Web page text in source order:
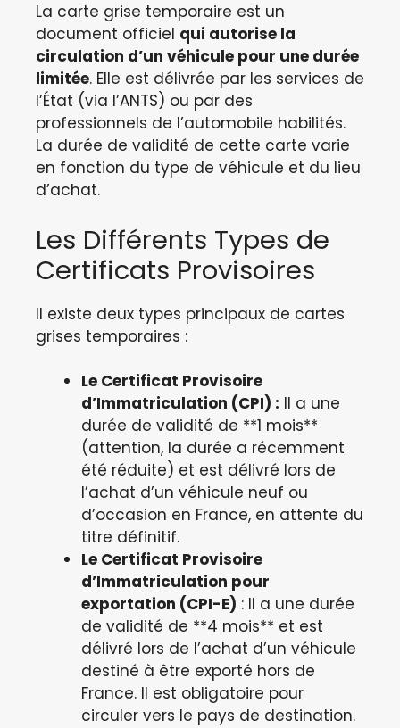
La carte grise temporaire est un
document officiel qui autorise la
circulation d’un véhicule pour une durée
limitée. Elle est délivrée par les services de
l’État (via l’ANTS) ou par des
professionnels de l’automobile habilités.
La durée de validité de cette carte varie
en fonction du type de véhicule et du lieu
d’achat.
Les Différents Types de
Certificats Provisoires
Il existe deux types principaux de cartes
grises temporaires :
Le Certificat Provisoire
d’Immatriculation (CPI) : Il a une
durée de validité de **1 mois**
(attention, la durée a récemment
été réduite) et est délivré lors de
l’achat d’un véhicule neuf ou
d’occasion en France, en attente du
titre définitif.
Le Certificat Provisoire
d’Immatriculation pour
exportation (CPI-E) : Il a une durée
de validité de **4 mois** et est
délivré lors de l’achat d’un véhicule
destiné à être exporté hors de
France. Il est obligatoire pour
circuler vers le pays de destination.